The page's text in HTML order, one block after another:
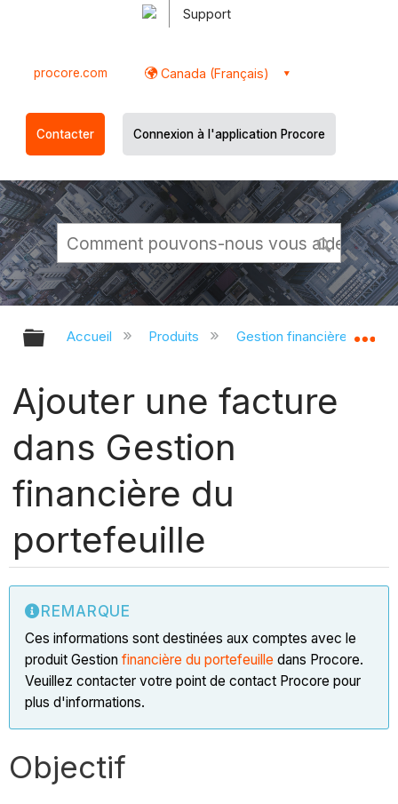
Support
procore.com Canada (Français)
Contacter Connexion à l'application Procore
Développer/réduire la hiérarchie
Accueil Produits Gestion financière du
Ajouter une facture
dans Gestion
financière du
portefeuille
REMARQUE
Ces informations sont destinées aux comptes avec le
produit Gestionfinancière du portefeuille dans Procore.
Veuillez contacter votre point de contact Procore pour
plus d'informations.
Objectif